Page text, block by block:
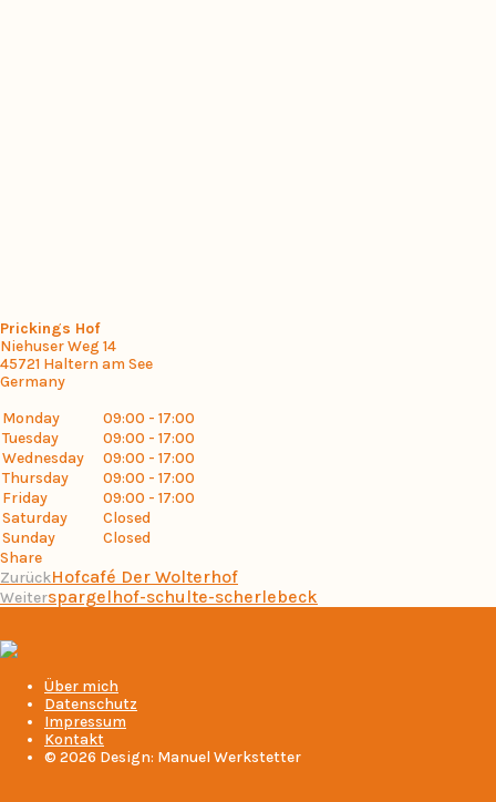
Prickings Hof
Niehuser Weg 14
45721 Haltern am See
Germany
Monday
09:00 - 17:00
Tuesday
09:00 - 17:00
Wednesday
09:00 - 17:00
Thursday
09:00 - 17:00
Friday
09:00 - 17:00
Saturday
Closed
Sunday
Closed
Share
ZurückHofcafé Der Wolterhof
Weiterspargelhof-schulte-scherlebeck
Über mich
Datenschutz
Impressum
Kontakt
© 2026 Design: Manuel Werkstetter